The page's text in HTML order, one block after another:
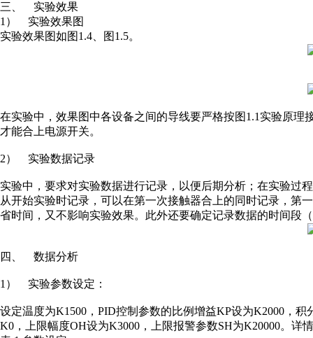
三、 实验效果
1） 实验效果图
实验效果图如图1.4、图1.5。
在实验中，效果图中各设备之间的导线要严格按图1.1实验原
才能合上电源开关。
2） 实验数据记录
实验中，要求对实验数据进行记录，以便后期分析；在实验过
从开始实验时记录，可以在第一次接触器合上的同时记录，
省时间，又不影响实验效果。此外还要确定记录数据的时间段
四、 数据分析
1） 实验参数设定：
设定温度为K1500，PID控制参数的比例增益KP设为K2000，
K0，上限幅度OH设为K3000，上限报警参数SH为K20000。详